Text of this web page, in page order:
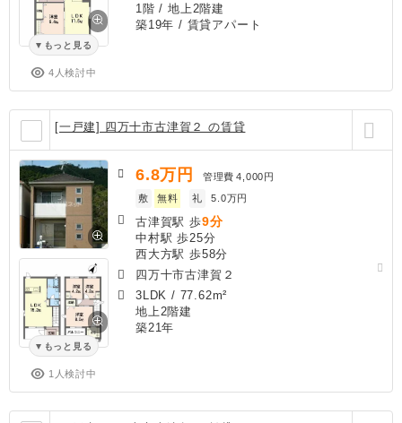
もっと見る
4人検討中
1階 / 地上2階建
築19年 / 賃貸アパート
[一戸建] 四万十市古津賀２ の賃貸
もっと見る
1人検討中
6.8万円 管理費 4,000円
敷
無料 礼 5.0万円
古津賀駅 歩9分
中村駅 歩25分
西大方駅 歩58分
四万十市古津賀２
3LDK / 77.62m²
地上2階建
築21年